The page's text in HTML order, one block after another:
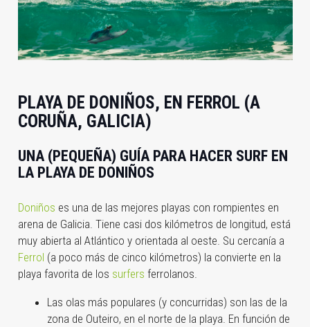
PLAYA DE DONIÑOS, EN FERROL (A
CORUÑA, GALICIA)
UNA (PEQUEÑA) GUÍA PARA HACER SURF EN
LA PLAYA DE DONIÑOS
Doniños es una de las mejores playas con rompientes en
arena de Galicia. Tiene casi dos kilómetros de longitud, está
muy abierta al Atlántico y orientada al oeste. Su cercanía a
Ferrol (a poco más de cinco kilómetros) la convierte en la
playa favorita de los surfers ferrolanos.
Las olas más populares (y concurridas) son las de la
zona de Outeiro, en el norte de la playa. En función de